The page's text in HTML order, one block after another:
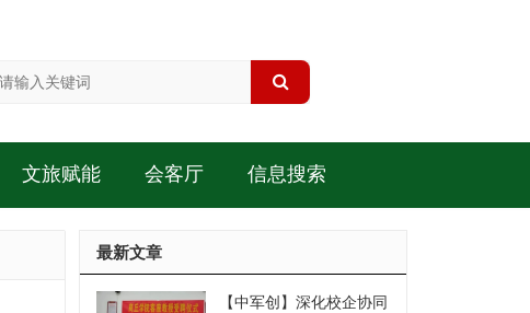
文旅赋能 会客厅 信息搜索
最新文章
【中军创】深化校企协同